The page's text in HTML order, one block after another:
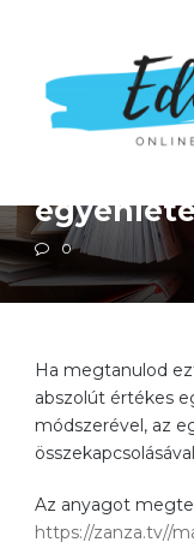
Négyéves gimnázium
Szakközépiskola 1-4
0
Ha megtanulod
abszolút értékes
módszerével, az
Az anyagot
https://zanza.tv//